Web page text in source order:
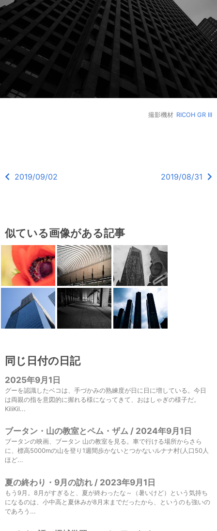
撮影機材 RICOH GR III
2019/09/02 2019/08/31
似ている画像がある記事
同じ日付の日記
2025年9月1日
グーを認識したベコは、手づかみの熟練度が日に日に増している。今日
は両親の指を意図的に握れる様になってきて、おはしゃぎの様子だ。
KiliKil...
ブータン・山の教室とペム・ザム / 2024年9月1日
ブータンの映画、ブータン 山の教室を見る。車で行ける場所からさら
に、標高5000mの山を登り1週間歩かないとつかないルナナ村(人口50人
ほど...
夏の終わり・9月の訪れ / 2023年9月1日
もう9月。8月がすぎると、夏が終わったな～（暑いけど）という気持ち
になるのは、小中高と夏休みが8月末までだったから、というのも強いの
であろう...